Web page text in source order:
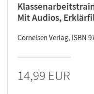
Mit Audios,
Cornelsen Verlag, ISBN
14,99 EUR